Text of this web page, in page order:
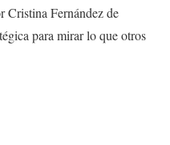
Cristina Fernández de
para mirar lo que otros